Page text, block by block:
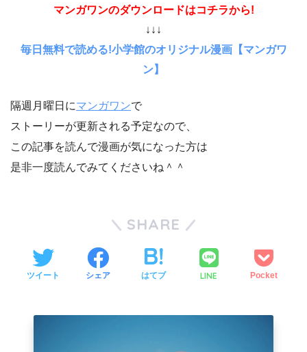
マンガワンのダウンロードはコチラから!
↓↓↓
毎日無料で読める!小学館のオリジナル漫画【マンガワ
ン】
隔週月曜日にマンガワンで
ストーリーが更新される予定なので、
この記事を読んで漫画が気になった方は
是非一度読んでみてくださいね＾＾
SHARE
ツイート シェア はてブ LINE Pocket